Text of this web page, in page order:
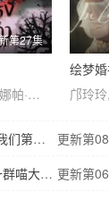
第27集
,甘东·阿卡赞,拉娜帕·翁塔娜特,莫拉克·桑塔维,塔纳功·陂沙亚侬,玛妮娜·甘姆雯,帕拉查功·皮亚萨库乔,周·艮欧若戈·塔潘努特,松希·努诺卡空希,缓乐莉·格隆格侬,温拿·圭毕达,迪·威威迪·巴沃隆凯拉霆卡州恩
绘梦
更新第
二季
更新第
明皇朝篇